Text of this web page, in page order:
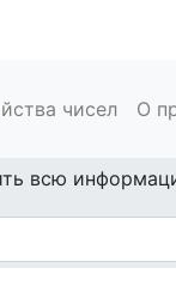
чисел О
всю